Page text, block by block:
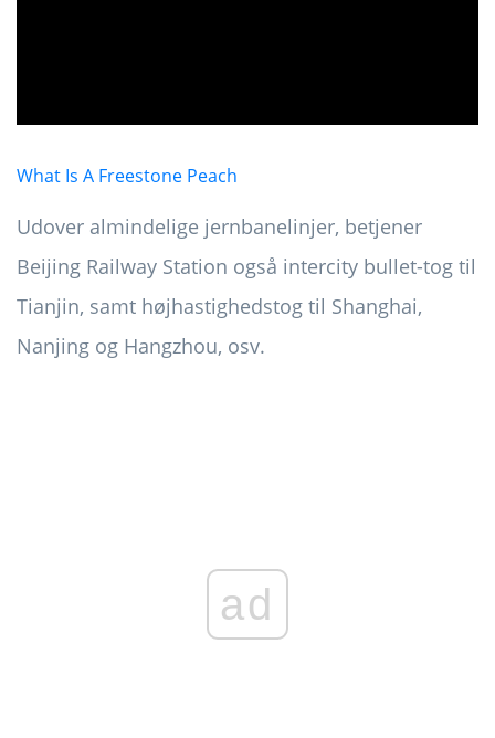
What Is A Freestone Peach
Udover almindelige jernbanelinjer, betjener
Beijing Railway Station også intercity bullet-tog til
Tianjin, samt højhastighedstog til Shanghai,
Nanjing og Hangzhou, osv.
ad